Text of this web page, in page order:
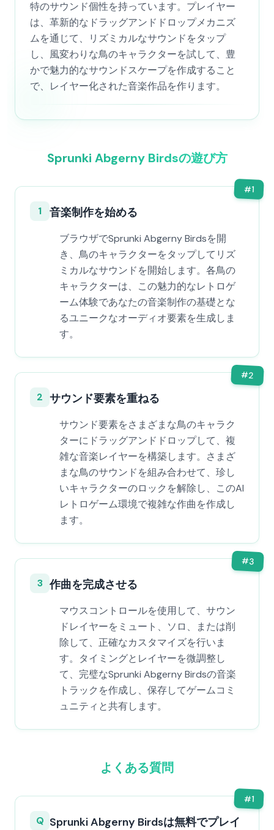
特のサウンド個性を持っています。プレイヤー
は、革新的なドラッグアンドドロップメカニズ
ムを通じて、リズミカルなサウンドをタップ
し、風変わりな鳥のキャラクターを試して、豊
かで魅力的なサウンドスケープを作成すること
で、レイヤー化された音楽作品を作ります。
Sprunki Abgerny Birdsの遊び方
#1
1 音楽制作を始める
ブラウザでSprunki Abgerny Birdsを開
き、鳥のキャラクターをタップしてリズ
ミカルなサウンドを開始します。各鳥の
キャラクターは、この魅力的なレトロゲ
ーム体験であなたの音楽制作の基礎とな
るユニークなオーディオ要素を生成しま
す。
#2
2 サウンド要素を重ねる
サウンド要素をさまざまな鳥のキャラク
ターにドラッグアンドドロップして、複
雑な音楽レイヤーを構築します。さまざ
まな鳥のサウンドを組み合わせて、珍し
いキャラクターのロックを解除し、このAI
レトロゲーム環境で複雑な作曲を作成し
ます。
#3
3 作曲を完成させる
マウスコントロールを使用して、サウン
ドレイヤーをミュート、ソロ、または削
除して、正確なカスタマイズを行いま
す。タイミングとレイヤーを微調整し
て、完璧なSprunki Abgerny Birdsの音楽
トラックを作成し、保存してゲームコミ
ュニティと共有します。
よくある質問
#1
Q Sprunki Abgerny Birdsは無料でプレイ